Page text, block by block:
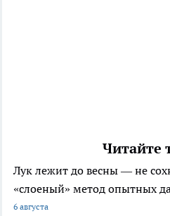
Читайте
Лук лежит до весны — не
«слоеный» метод опытных
6 августа